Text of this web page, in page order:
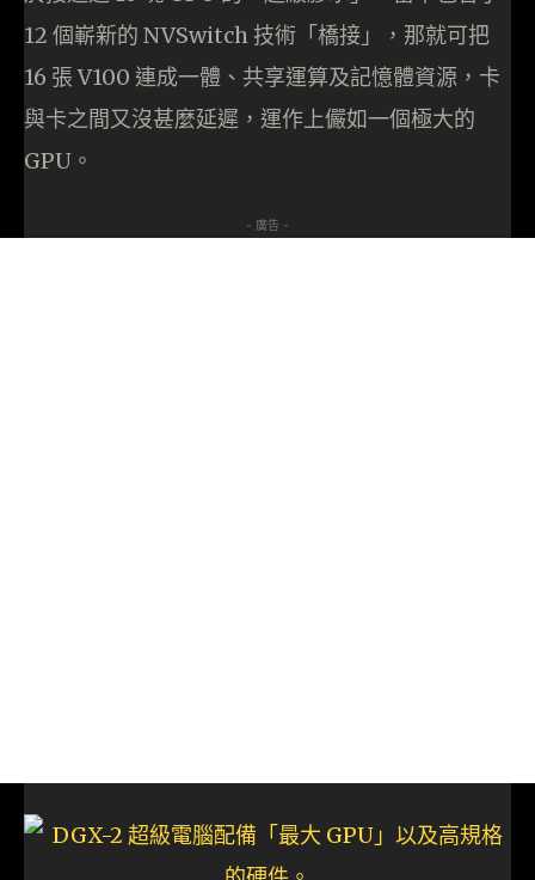
12 個嶄新的 NVSwitch 技術「橋接」，那就可把
16 張 V100 連成一體、共享運算及記憶體資源，卡
與卡之間又沒甚麼延遲，運作上儼如一個極大的
GPU。
- 廣告 -